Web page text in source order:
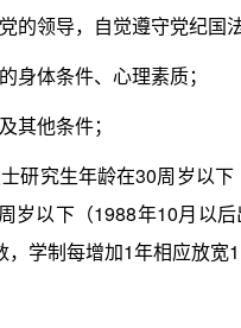
领导，自觉遵守党纪国法
体条件、心理素质；
他条件；
究生年龄在30周岁以下
以下（1988年10月以
学制每增加1年相应放宽1